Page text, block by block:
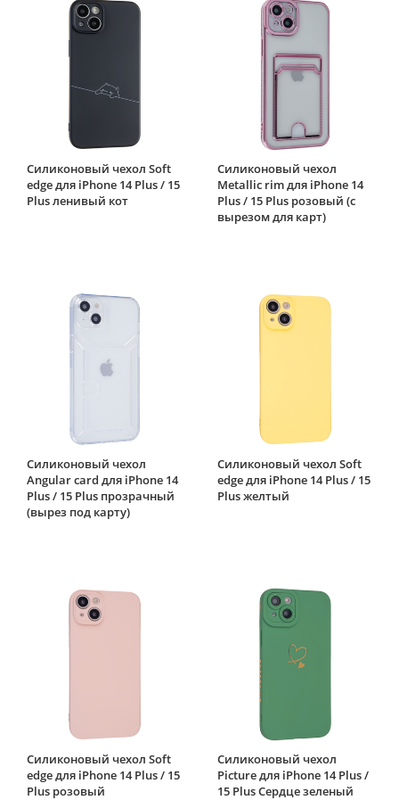
Силиконовый чехол Soft
edge для iPhone 14 Plus / 15
Plus ленивый кот
Силиконовый чехол
Metallic rim для iPhone 14
Plus / 15 Plus розовый (с
вырезом для карт)
Силиконовый чехол
Angular card для iPhone 14
Plus / 15 Plus прозрачный
(вырез под карту)
Силиконовый чехол Soft
edge для iPhone 14 Plus / 15
Plus желтый
Силиконовый чехол Soft
edge для iPhone 14 Plus / 15
Plus розовый
Силиконовый чехол
Picture для iPhone 14 Plus /
15 Plus Сердце зеленый